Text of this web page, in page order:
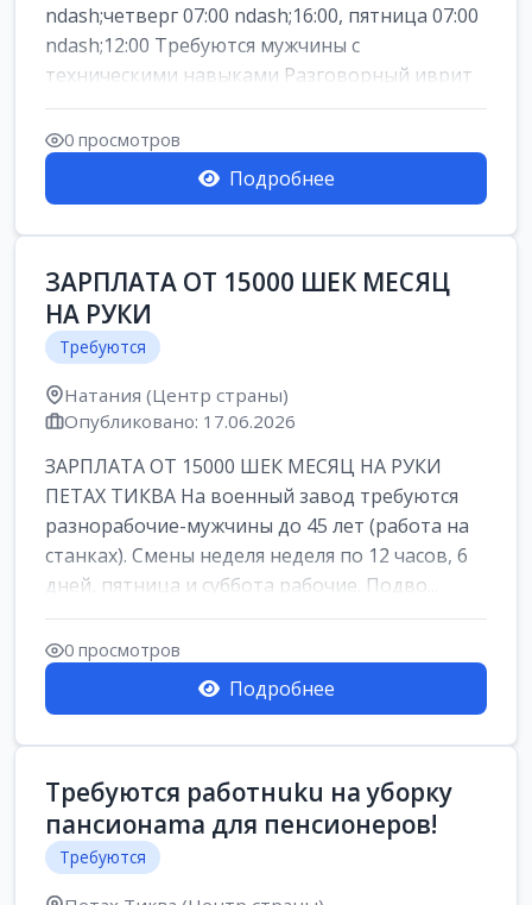
ndash;четверг 07:00 ndash;16:00, пятница 07:00
ndash;12:00 Требуются мужчины с
техническими навыками Разговорный иврит
или английски...
0 просмотров
Подробнее
ЗАРПЛАТА ОТ 15000 ШЕК МЕСЯЦ
НА РУКИ
Требуются
Натания (Центр страны)
Опубликовано: 17.06.2026
ЗАРПЛАТА ОТ 15000 ШЕК МЕСЯЦ НА РУКИ
ПЕТАХ ТИКВА На военный завод требуются
разнорабочие-мужчины до 45 лет (работа на
станках). Смены неделя неделя по 12 часов, 6
дней, пятница и суббота рабочие. Подво...
0 просмотров
Подробнее
Требуются работнuku на уборку
пансионama для пенсионеров!
Требуются